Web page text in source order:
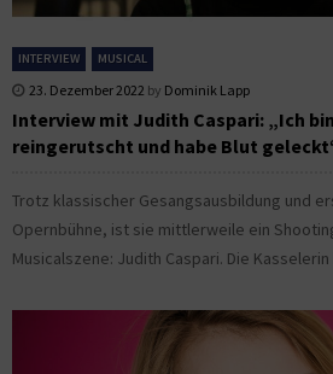
INTERVIEW MUSICAL
23. Dezember 2022 by Dominik Lapp
Interview mit Judith Caspari: „Ich
reingerutscht und habe Blut
Trotz klassischer Gesangsausbildung und
Opernbühne, ist sie mittlerweile ein
Musicalszene: Judith Caspari. Die Kasselerin